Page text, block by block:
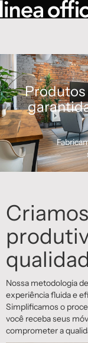
Nossa metodologia
experiência fluida e
Simplificamos o
você receba seus
comprometer a